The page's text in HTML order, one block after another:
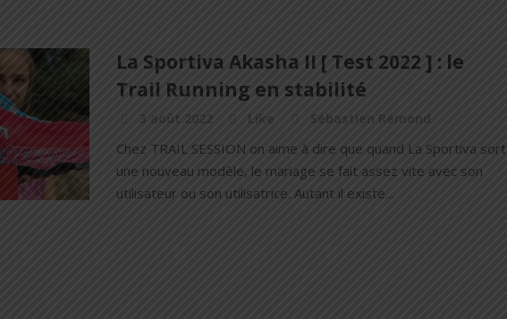
La Sportiva Akasha II [ Test 2022 ] : le
Trail Running en stabilité
3 août 2022 Like Sébastien Rémond
Chez TRAIL SESSION on aime à dire que quand La Sportiva sort
une nouveau modèle, le mariage se fait assez vite avec son
utilisateur ou son utilisatrice. Autant il existe...